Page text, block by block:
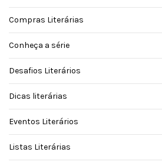
Compras Literárias
Conheça a série
Desafios Literários
Dicas literárias
Eventos Literários
Listas Literárias